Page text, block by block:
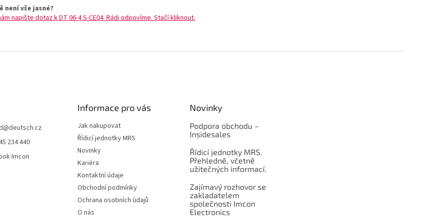
není vše jasné?
napište dotaz k DT 06-4 S-CE04. Rádi odpovíme. Stačí kliknout.
@deutsch.cz
234 440
Imcon
Informace pro vás
Jak nakupovat
Řídicí jednotky MRS
Novinky
Kariéra
Kontaktní údaje
Obchodní podmínky
Ochrana osobních údajů
O nás
Novinky
Podpora obchodu –
Insidesales
Řídicí jednotky MRS.
Přehledně, včetně
užitečných informací.
Zajímavý rozhovor se
zakladatelem
společnosti Imcon
Electronics